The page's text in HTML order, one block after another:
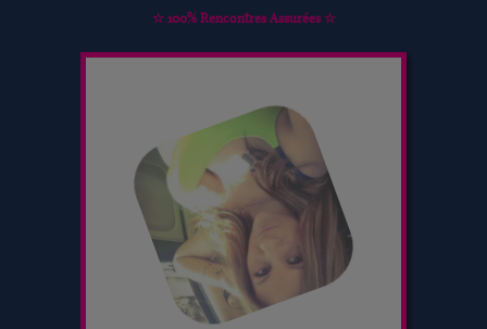
☆ 100% Rencontres Assurées ☆